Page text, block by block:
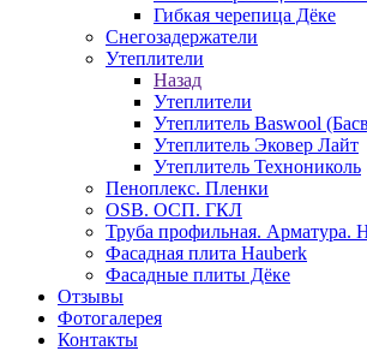
Гибкая черепица Дёке
Снегозадержатели
Утеплители
Назад
Утеплители
Утеплитель Baswool
Утеплитель Эковер Лайт
Утеплитель Технониколь
Пеноплекс. Пленки
OSB. ОСП. ГКЛ
Труба профильная. Арматура.
Фасадная плита Hauberk
Фасадные плиты Дёке
Отзывы
Фотогалерея
Контакты